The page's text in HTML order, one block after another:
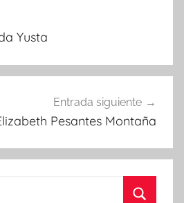
Yusta
Entrada siguiente
Pesantes Montaña